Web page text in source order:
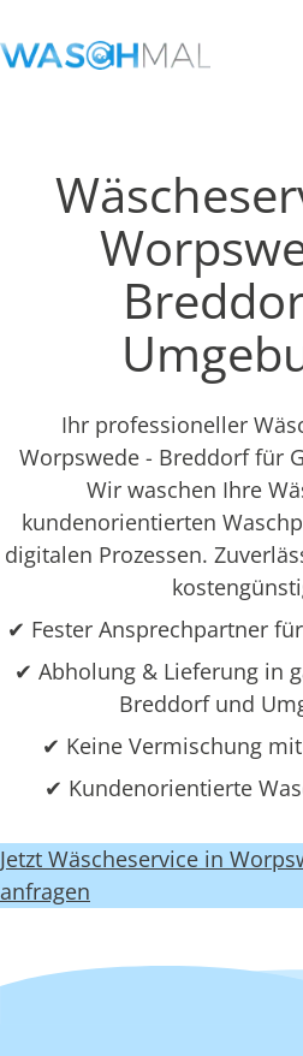
Ihr professioneller
Worpswede - Breddorf für
Wir waschen Ihre
kundenorientierten
digitalen Prozessen.
✔ Fester Ansprechpartner
✔ Abholung & Lieferung in
Breddorf und
✔ Keine Vermischung
✔ Kundenorientierte
Jetzt Wäscheservice in
anfragen